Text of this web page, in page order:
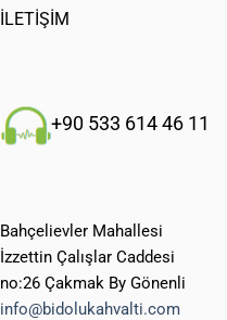
İLETİŞİM
+90 533 614 46 11
Bahçelievler Mahallesi
İzzettin Çalışlar Caddesi
no:26 Çakmak By Gönenli
info@bidolukahvalti.com